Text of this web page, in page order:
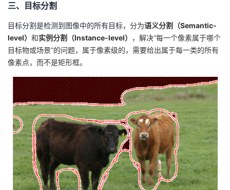
藏
三、目标分割
目标分割是检测到图像中的所有目标， 分为语义分割（Semantic-
level） 和实例分割（Instance-level）
，解决“每一个像素属于哪个
目标物或场景”的问题，属于像素级的，需要给出属于每一类的所有
像素点，而不是矩形框。